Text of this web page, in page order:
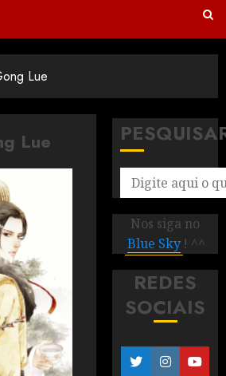
Lue
Lue
Nos siga no
Blue Sky ! ^^
REDES
SOCIAIS